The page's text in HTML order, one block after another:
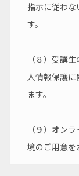
指示に従わ
す。
（８）受講
人情報保護
ます。
（９）オン
境のご用意を